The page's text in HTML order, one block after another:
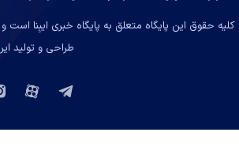
کلیه حقوق این پایگاه متعلق به پایگاه خبری ایبِنا است
طراحی و تولید